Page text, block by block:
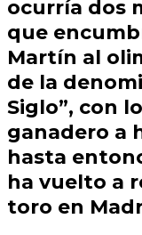
ocurría dos
que
Martín al
de la
Siglo”, con
ganadero a
hasta
ha vuelto a
toro en